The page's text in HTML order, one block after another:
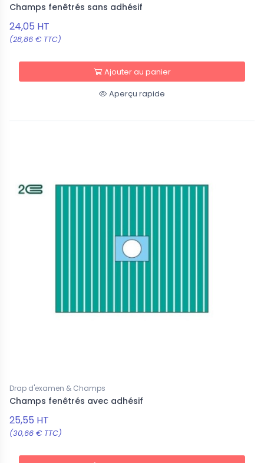
Champs fenêtrés sans adhésif
24,05 HT
(28,86 € TTC)
Ajouter au panier
Aperçu rapide
Drap d'examen & Champs
Champs fenêtrés avec adhésif
25,55 HT
(30,66 € TTC)